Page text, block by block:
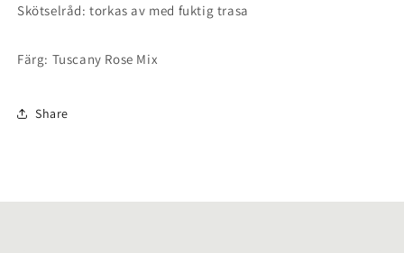
Skötselråd: torkas av med fuktig trasa
Färg: Tuscany Rose Mix
Share